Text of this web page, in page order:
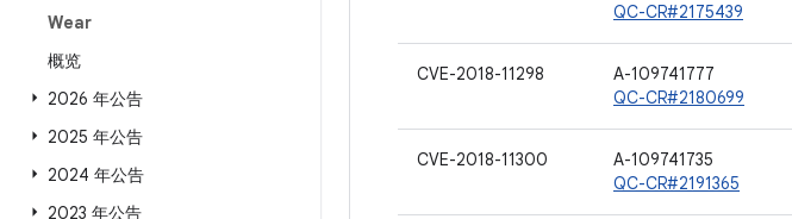
Wear
概览
2026 年公告
2025 年公告
2024 年公告
2023 年公告
QC-CR#2175439
CVE-2018-11298
A-109741777
QC-CR#2180699
CVE-2018-11300
A-109741735
QC-CR#2191365